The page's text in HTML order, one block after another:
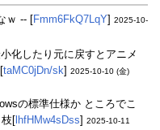
ｗ -- [Fmm6FkQ7LqY] 2025-10-
化したり元に戻すとアニメ
taMC0jDn/sk] 2025-10-10 (金)
の標準仕様か ところでこ
[ lhfHMw4sDss] 2025-10-11